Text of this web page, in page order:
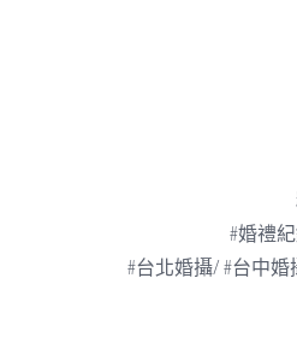
#婚禮
#台北婚攝/ #台中